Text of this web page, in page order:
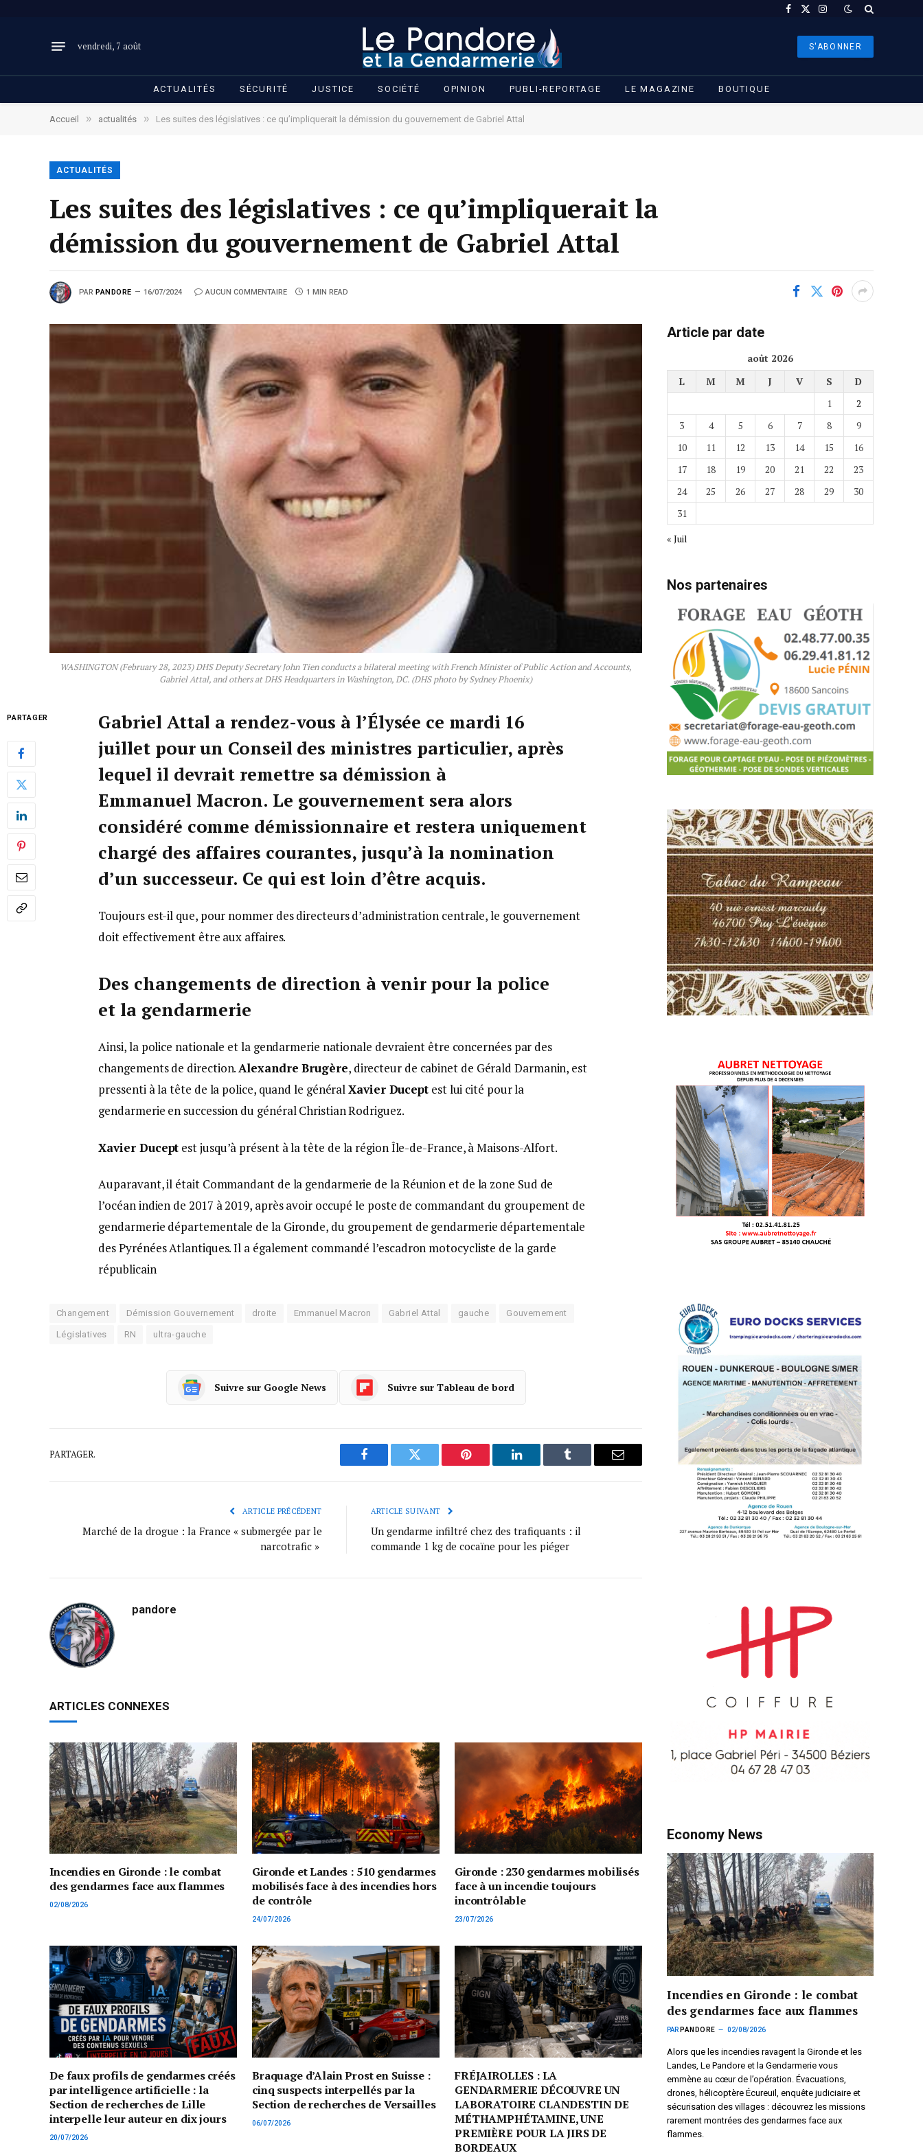
Facebook
X
Instagram
vendredi, 7 août S'ABONNER
ACTUALITÉS SÉCURITÉ JUSTICE SOCIÉTÉ OPINION PUBLI-REPORTAGE LE MAGAZINE BOUTIQUE
Accueil » actualités » Les suites des législatives : ce qu’impliquerait la démission du gouvernement de Gabriel Attal
ACTUALITÉS
Les suites des législatives : ce qu’impliquerait la
démission du gouvernement de Gabriel Attal
PAR PANDORE 16/07/2024 AUCUN COMMENTAIRE 1 MIN READ
WASHINGTON (February 28, 2023) DHS Deputy Secretary John Tien conducts a bilateral meeting with French Minister of Public Action and Accounts,
Gabriel Attal, and others at DHS Headquarters in Washington, DC. (DHS photo by Sydney Phoenix)
PARTAGER
Gabriel Attal a rendez-vous à l’Élysée ce mardi 16
juillet pour un Conseil des ministres particulier, après
lequel il devrait remettre sa démission à
Emmanuel Macron. Le gouvernement sera alors
considéré comme démissionnaire et restera uniquement
chargé des affaires courantes, jusqu’à la nomination
d’un successeur. Ce qui est loin d’être acquis.
Toujours est-il que, pour nommer des directeurs d’administration centrale, le gouvernement
doit effectivement être aux affaires.
Des changements de direction à venir pour la police
etla gendarmerie
Ainsi, la police nationale et la gendarmerie nationale devraient être concernées par des
changements de direction.AlexandreBrugère, directeur de cabinet de Gérald Darmanin, est
pressenti à la tête de la police, quand le généralXavier Ducept est lui cité pour la
gendarmerie en succession du général Christian Rodriguez.
Xavier Ducept est jusqu’à présent à la tête de la région Île-de-France, à Maisons-Alfort.
Auparavant, il était Commandant de la gendarmerie de la Réunion et de la zone Sud de
l’océan indien de 2017 à 2019, après avoir occupé le poste de commandant du groupement de
gendarmerie départementale de la Gironde, du groupement de gendarmerie départementale
des Pyrénées Atlantiques. Il a également commandé l’escadron motocycliste de la garde
républicain
Changement Démission Gouvernement droite Emmanuel Macron Gabriel Attal gauche Gouvernement
Législatives RN ultra-gauche
Suivre sur Google News Suivre sur Tableau de bord
PARTAGER.
Facebook Twitter Pinterest LinkedIn Tumblr Courriel
ARTICLE PRÉCÉDENT
Marché de la drogue : la France « submergée par le
narcotrafic »
ARTICLE SUIVANT
Un gendarme infiltré chez des trafiquants : il
commande 1 kg de cocaïne pour les piéger
pandore
ARTICLES CONNEXES
Incendies en Gironde : le combat
des gendarmes face aux flammes
02/08/2026
Gironde et Landes : 510 gendarmes
mobilisés face à des incendies hors
de contrôle
24/07/2026
Gironde : 230 gendarmes mobilisés
face à un incendie toujours
incontrôlable
23/07/2026
De faux profils de gendarmes créés
par intelligence artificielle : la
Section de recherches de Lille
interpelle leur auteur en dix jours
20/07/2026
Braquage d’Alain Prost en Suisse :
cinq suspects interpellés par la
Section de recherches de Versailles
06/07/2026
FRÉJAIROLLES : LA
GENDARMERIE DÉCOUVRE UN
LABORATOIRE CLANDESTIN DE
MÉTHAMPHÉTAMINE, UNE
PREMIÈRE POUR LA JIRS DE
BORDEAUX
Article par date
août 2026
L
M M J V S
D
1
2
3
4 5 6 7 8
9
10
11 12 13 14 15
16
17
18 19 20 21 22
23
24
25 26 27 28 29
30
31
« Juil
Nos partenaires
Economy News
Incendies en Gironde : le combat
des gendarmes face aux flammes
PAR PANDORE 02/08/2026
Alors que les incendies ravagent la Gironde et les
Landes, Le Pandore et la Gendarmerie vous
emmène au cœur de l’opération. Évacuations,
drones, hélicoptère Écureuil, enquête judiciaire et
sécurisation des villages : découvrez les missions
rarement montrées des gendarmes face aux
flammes.